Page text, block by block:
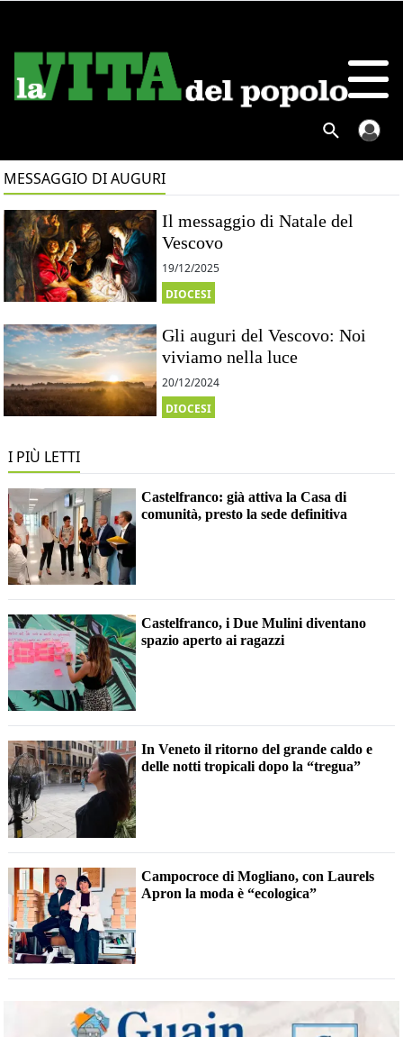
MESSAGGIO DI AUGURI
Il messaggio di Natale del
Vescovo
19/12/2025
DIOCESI
Gli auguri del Vescovo: Noi
viviamo nella luce
20/12/2024
DIOCESI
I PIÙ LETTI
Castelfranco: già attiva la Casa di
comunità, presto la sede definitiva
Castelfranco, i Due Mulini diventano
spazio aperto ai ragazzi
In Veneto il ritorno del grande caldo e
delle notti tropicali dopo la “tregua”
Campocroce di Mogliano, con Laurels
Apron la moda è “ecologica”